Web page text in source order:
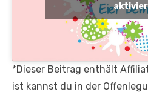
*Dieser Beitrag enthält
ist kannst du in der